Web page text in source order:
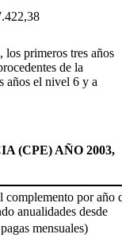
los primeros tres años
de la
años el nivel 6 y a
(CPE) AÑO 2003,
complemento por año
anualidades desde
mensuales) 